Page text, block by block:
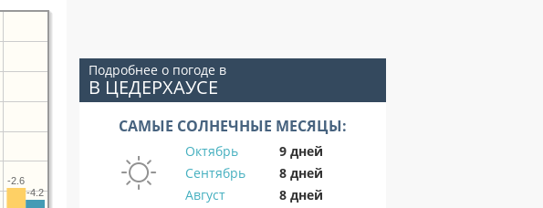
-2.6
-4.2
Подробнее о погоде в
В ЦЕДЕРХАУСЕ
САМЫЕ СОЛНЕЧНЫЕ МЕСЯЦЫ:
Октябрь
9 дней
Сентябрь
8 дней
Август
8 дней